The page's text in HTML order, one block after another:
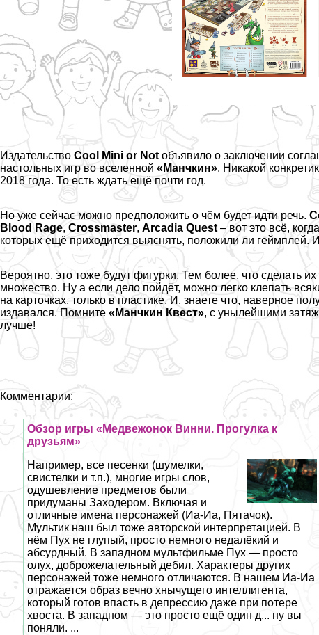
ИздательствоCool Mini or Not объявило о заключении
настольных игр во вселенной«Манчкин». Никакой
2018 года. То есть ждать ещё почти год.
Но уже сейчас можно предположить о чём будет идти речь.
Blood Rage,Crossmaster,Arcadia Quest – вот это всё,
которых ещё приходится выяснять, положили ли гeймплей.
Вероятно, это тоже будут фигурки. Тем более, что сделать
множество. Ну а если дело пойдёт, можно легко клепать
на карточках, только в пластике. И, знаете что, наверное
издавался. Помните«Манчкин Квест», с унылейшими
лучше!
Комментарии:
Обзор игры «Медвежонок Винни. Прогулка к
друзьям»
Например, все песенки (шумелки,
свистелки и т.п.), многие игры слов,
одушевление предметов были
придуманы Заходером. Включая и
отличные имена персонажей (Иа-Иа, Пятачок).
Мультик наш был тоже авторской интерпретацией. В
нём Пух не глупый, просто немного недалёкий и
абсурдный. В западном мультфильме Пух — просто
олух, доброжелательный дeбил. Хаpaктеры других
персонажей тоже немного отличаются. В нашем Иа-Иа
отражается образ вечно хнычущего интеллигента,
который готов впасть в депрессию даже при потере
хвоста. В западном — это просто ещё один д... ну вы
поняли. ...